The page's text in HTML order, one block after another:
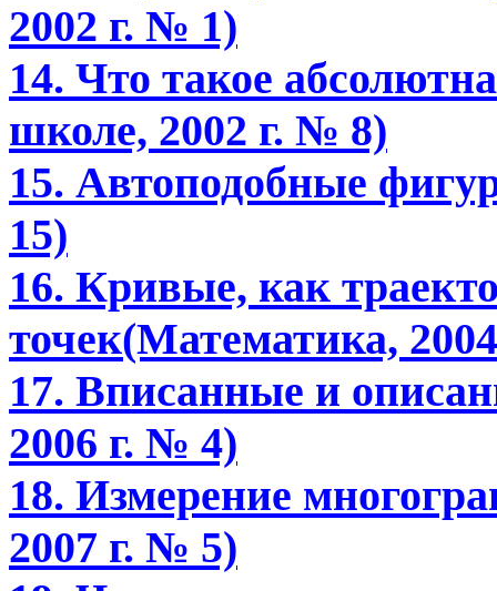
2002 г. № 1)
14. Что такое
школе, 2002 г. № 8)
15. Автоподобные
15)
16. Кривые, как
точек(Математика,
17. Вписанные и
2006 г. № 4)
18. Измерение
2007 г. № 5)